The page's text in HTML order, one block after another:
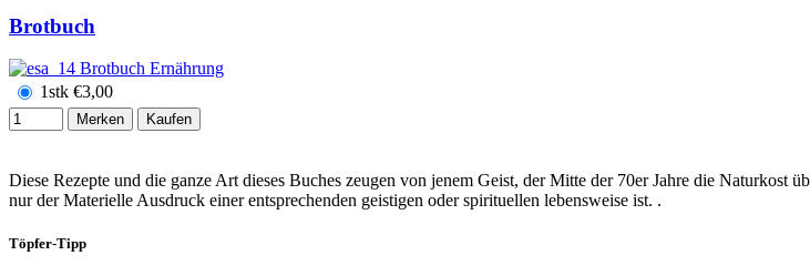
Brotbuch
1stk €3,00
Merken Kaufen
Diese Rezepte und die ganze Art dieses Buches zeugen von jenem Geist, der Mitte der 70er Jahre die Naturkost
nur der Materielle Ausdruck einer entsprechenden geistigen oder spirituellen lebensweise ist. .
Töpfer-Tipp